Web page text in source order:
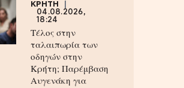
ΚΡΗΤΗ
04.08.2026,
18:24
Τέλος στην
ταλαιπωρία των
οδηγών στην
Κρήτη; Παρέμβαση
Αυγενάκη για